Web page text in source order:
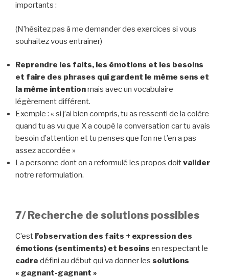
importants :
(N’hésitez pas à me demander des exercices si vous
souhaitez vous entrainer)
Reprendre les faits, les émotions et les besoins
et faire des phrases qui gardent le même sens et
la même intentionmais avec un vocabulaire
légèrement différent.
Exemple : « si j’ai bien compris, tu as ressenti de la colère
quand tu as vu que X a coupé la conversation car tu avais
besoin d’attention et tu penses que l’on ne t’en a pas
assez accordée »
La personne dont on a reformulé les propos doitvalider
notre reformulation.
7/ Recherche de solutions possibles
C’est l’observation des faits + expression des
émotions (sentiments) et besoins en respectant le
cadre défini au début qui va donner les solutions
« gagnant-gagnant »